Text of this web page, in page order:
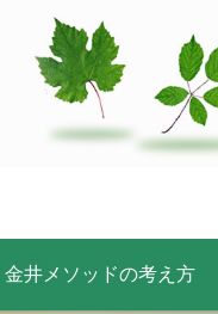
金井メソッドの考え方